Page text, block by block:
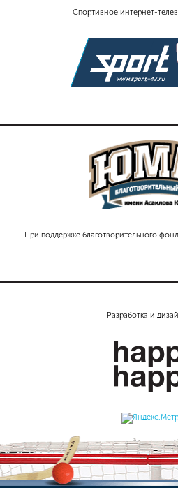
Спортивное интернет-
При поддержке благотворительного
Разработка и